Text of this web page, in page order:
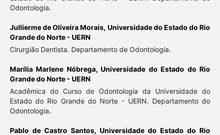
Odontologia.
Jullierme de Oliveira Morais, Universidade do Estado do Rio
Grande do Norte - UERN
Cirurgião Dentista. Departamento de Odontologia.
Marília Marlene Nóbrega,Universidade do Estado do Rio
Grande do Norte - UERN
Acadêmica do Curso de Odontologia da Universidade do
Estado do Rio Grande do Norte - UERN. Departamento do
Odontologia.
Pablo de Castro Santos, Universidade do Estado do Rio